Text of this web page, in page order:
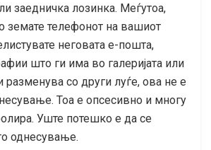
заедничка лозинка. Меѓутоа,
земате телефонот на вашиот
неговата е-пошта,
што ги има во галеријата или
разменува со други луѓе, ова не е
Тоа е опсесивно и многу
Уште потешко е да се
однесување.